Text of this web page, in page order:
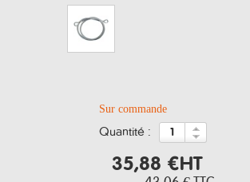
Sur commande
quantité :
35,88 €HT